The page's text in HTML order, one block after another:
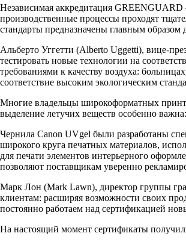
Независимая аккредитация
производственные процессы проходят
стандарты предназначены главным образом
Альберто Уггетти (Alberto Uggetti), вице-
тестировать новые технологии на
требованиями к качеству воздуха:
соответствие высоким экологическим
Многие владельцы широкоформатных
выделение летучих веществ особенно
Чернила Canon UVgel были разработаны
широкого круга печатных материалов,
для печати элементов интерьерного
позволяют поставщикам уверенно
Марк Лон (Mark Lawn), директор группы
клиентам: расширяя возможности своих
постоянно работаем над сертификацией
На настоящий момент сертификаты